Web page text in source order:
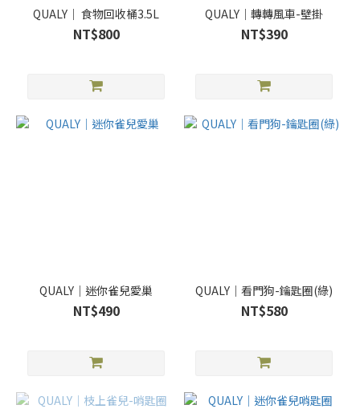
QUALY｜ 食物回收桶3.5L
NT$800
QUALY｜轉轉風車-壁掛
NT$390
QUALY｜迷你雀兒愛巢
NT$490
QUALY｜看門狗-鑰匙圈(綠)
NT$580